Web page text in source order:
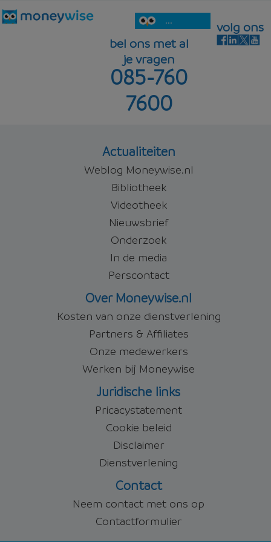
...
bel ons met al
je vragen
085-760
7600
volg ons
Actualiteiten
Weblog Moneywise.nl
Bibliotheek
Videotheek
Nieuwsbrief
Onderzoek
In de media
Perscontact
Over Moneywise.nl
Kosten van onze dienstverlening
Partners & Affiliates
Onze medewerkers
Werken bij Moneywise
Juridische links
Pricacystatement
Cookie beleid
Disclaimer
Dienstverlening
Contact
Neem contact met ons op
Contactformulier